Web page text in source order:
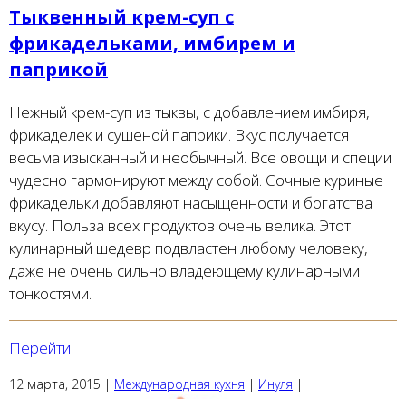
Тыквенный крем-суп с
фрикадельками, имбирем и
паприкой
Нежный крем-суп из тыквы, с добавлением имбиря,
фрикаделек и сушеной паприки. Вкус получается
весьма изысканный и необычный. Все овощи и специи
чудесно гармонируют между собой. Сочные куриные
фрикадельки добавляют насыщенности и богатства
вкусу. Польза всех продуктов очень велика. Этот
кулинарный шедевр подвластен любому человеку,
даже не очень сильно владеющему кулинарными
тонкостями.
Перейти
12 марта, 2015 | Международная кухня | Инуля |